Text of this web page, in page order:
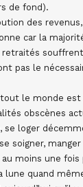
de fond).
des revenus,
car la
retraités
pas le
le monde est
obscènes
se loger
soigner,
moins une fois
lune quand